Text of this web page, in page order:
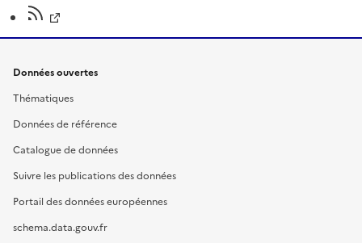
Données ouvertes
Thématiques
Données de référence
Catalogue de données
Suivre les publications des données
Portail des données européennes
schema.data.gouv.fr